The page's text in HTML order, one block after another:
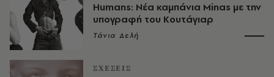
Humans: Νέα καµπάνια Minas µε την
υπογραφή του Κουτάγιαρ
Τάνια Δελή
ΣΧΕΣΕΙΣ